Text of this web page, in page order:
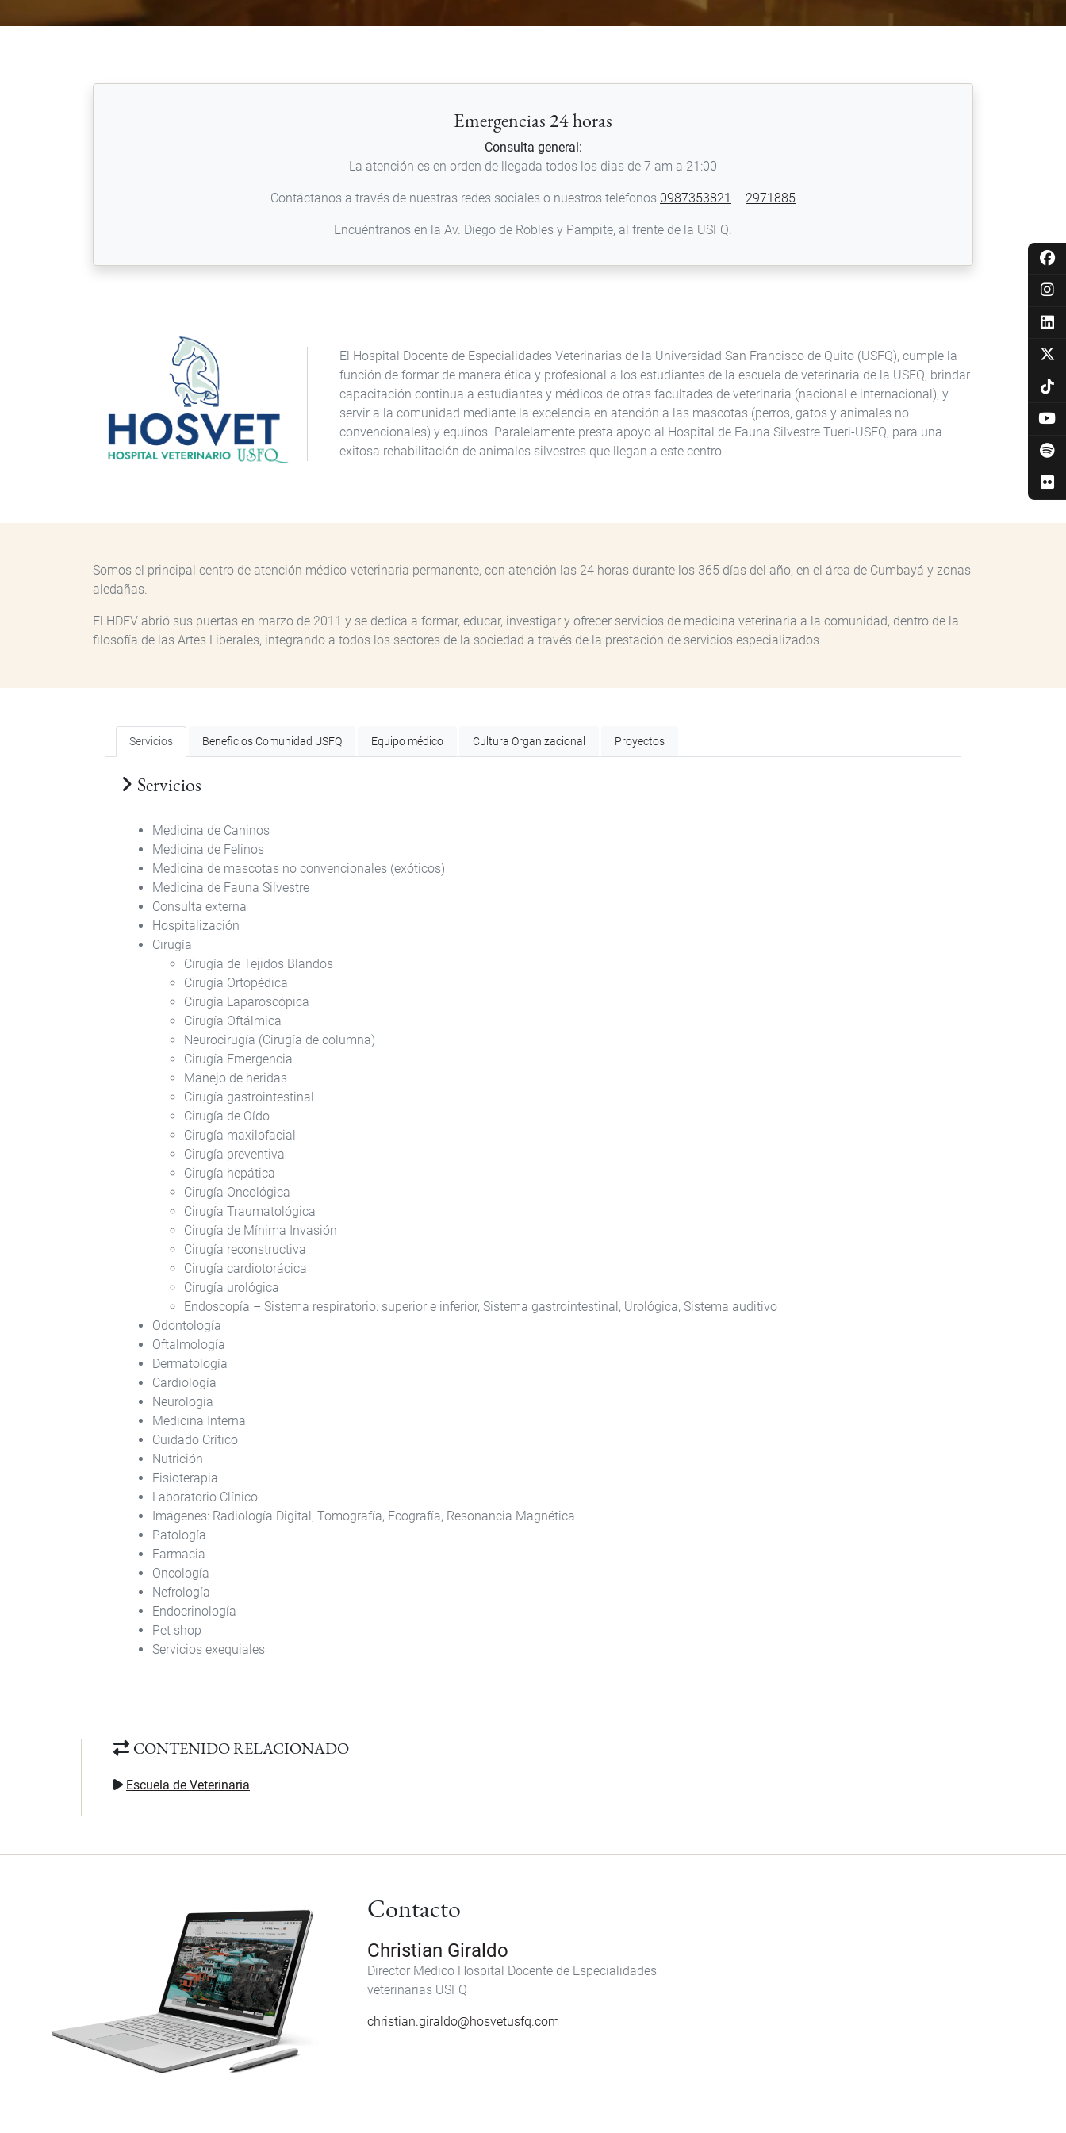
Emergencias 24 horas
Consulta general:
La atención es en orden de llegada todos los dias de 7 am a 21:00
Contáctanos a través de nuestras redes sociales o nuestros teléfonos 0987353821 – 2971885
Encuéntranos en la Av. Diego de Robles y Pampite, al frente de la USFQ.
El Hospital Docente de Especialidades Veterinarias de la Universidad San Francisco de Quito (USFQ), cumple la
función de formar de manera ética y profesional a los estudiantes de la escuela de veterinaria de la USFQ, brindar
capacitación continua a estudiantes y médicos de otras facultades de veterinaria (nacional e internacional), y
servir a la comunidad mediante la excelencia en atención a las mascotas (perros, gatos y animales no
convencionales) y equinos. Paralelamente presta apoyo al Hospital de Fauna Silvestre Tueri-USFQ, para una
exitosa rehabilitación de animales silvestres que llegan a este centro.
Somos el principal centro de atención médico-veterinaria permanente, con atención las 24 horas durante los 365 días del año, en el área de Cumbayá y zonas
aledañas.
El HDEV abrió sus puertas en marzo de 2011 y se dedica a formar, educar, investigar y ofrecer servicios de medicina veterinaria a la comunidad, dentro de la
filosofía de las Artes Liberales, integrando a todos los sectores de la sociedad a través de la prestación de servicios especializados
Servicios Beneficios Comunidad USFQ Equipo médico Cultura Organizacional Proyectos
Servicios
Medicina de Caninos
Medicina de Felinos
Medicina de mascotas no convencionales (exóticos)
Medicina de Fauna Silvestre
Consulta externa
Hospitalización
Cirugía
Cirugía de Tejidos Blandos
Cirugía Ortopédica
Cirugía Laparoscópica
Cirugía Oftálmica
Neurocirugía (Cirugía de columna)
Cirugía Emergencia
Manejo de heridas
Cirugía gastrointestinal
Cirugía de Oído
Cirugía maxilofacial
Cirugía preventiva
Cirugía hepática
Cirugía Oncológica
Cirugía Traumatológica
Cirugía de Mínima Invasión
Cirugía reconstructiva
Cirugía cardiotorácica
Cirugía urológica
Endoscopía – Sistema respiratorio: superior e inferior, Sistema gastrointestinal, Urológica, Sistema auditivo
Odontología
Oftalmología
Dermatología
Cardiología
Neurología
Medicina Interna
Cuidado Crítico
Nutrición
Fisioterapia
Laboratorio Clínico
Imágenes: Radiología Digital, Tomografía, Ecografía, Resonancia Magnética
Patología
Farmacia
Oncología
Nefrología
Endocrinología
Pet shop
Servicios exequiales
CONTENIDO RELACIONADO
Escuela de Veterinaria
Contacto
Christian Giraldo
Director Médico Hospital Docente de Especialidades
veterinarias USFQ
christian.giraldo@hosvetusfq.com